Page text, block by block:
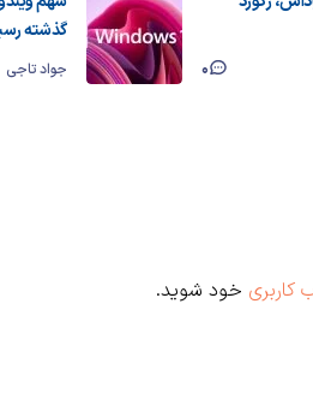
0
گذشته
جواد تاجی
کاربری خود شوید.